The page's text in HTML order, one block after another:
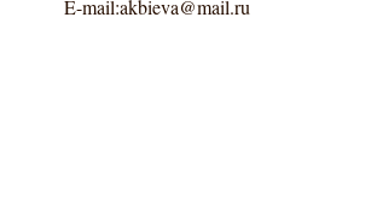
E-mail:akbieva@mail.ru